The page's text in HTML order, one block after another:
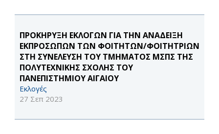
ΠΡΟΚΗΡΥΞΗ ΕΚΛΟΓΩΝ ΓΙΑ ΤΗΝ ΑΝΑΔΕΙΞΗ
ΕΚΠΡΟΣΩΠΩΝ ΤΩΝ ΦΟΙΤΗΤΩΝ/ΦΟΙΤΗΤΡΙΩΝ
ΣΤΗ ΣΥΝΕΛΕΥΣΗ ΤΟΥ ΤΜΗΜΑΤΟΣ ΜΣΠΣ ΤΗΣ
ΠΟΛΥΤΕΧΝΙΚΗΣ ΣΧΟΛΗΣ ΤΟΥ
ΠΑΝΕΠΙΣΤΗΜΙΟΥ ΑΙΓΑΙΟΥ
Εκλογές
27 Σεπ 2023